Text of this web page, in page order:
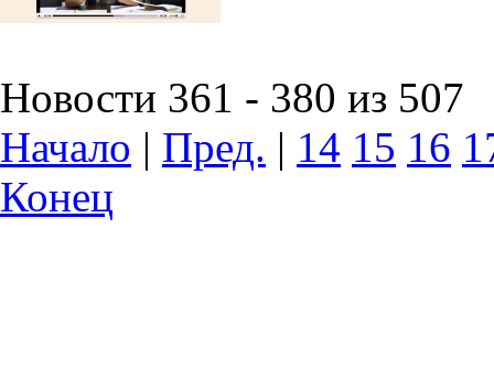
Новости 361 - 380 из 507
Начало | Пред. | 14 15 16
Конец